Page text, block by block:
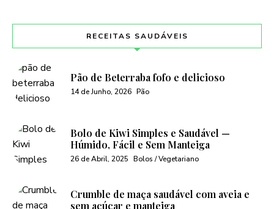
RECEITAS SAUDÁVEIS
Pão de Beterraba fofo e delicioso
14 de Junho, 2026 Pão
Bolo de Kiwi Simples e Saudável —
Húmido, Fácil e Sem Manteiga
26 de Abril, 2025 Bolos / Vegetariano
Crumble de maça saudável com aveia e
sem açúcar e manteiga